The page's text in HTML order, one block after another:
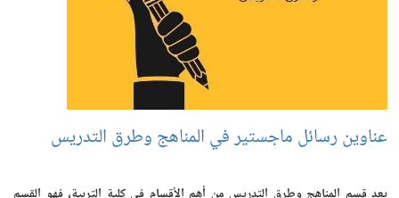
عناوين رسائل ماجستير في المناهج وطرق التدريس